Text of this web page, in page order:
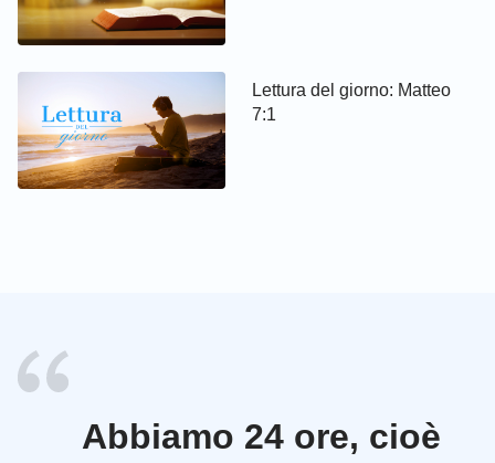
Lettura del giorno: Matteo
7:1
Abbiamo 24 ore, cioè